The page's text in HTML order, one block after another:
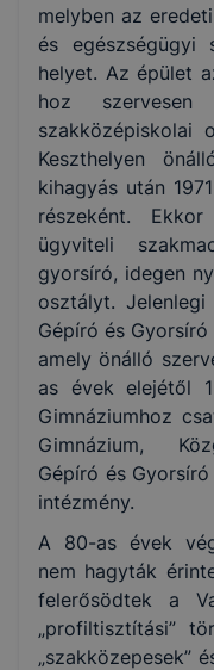
melyben az
és egészségügyi
helyet. Az épület
hoz szervesen
szakközépiskolai
Keszthelyen
kihagyás után
részeként.
ügyviteli
gyorsíró, idegen
osztályt.
Gépíró és
amely önálló
as évek elejétől
Gimnáziumhoz
Gimnázium,
Gépíró és
intézmény.
A 80-as évek
nem hagyták
felerősödtek a
„profiltisztítási”
„szakközepesek”